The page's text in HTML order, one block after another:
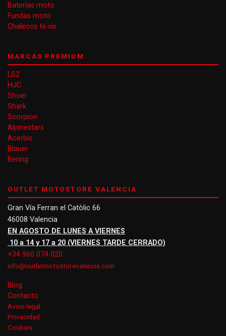
Baterías moto
Fundas moto
Chalecos hi-vis
MARCAS PREMIUM
LS2
HJC
Shoei
Shark
Scorpion
Alpinestars
Acerbis
Blauer
Bering
OUTLET MOTOSTORE VALENCIA
Gran Vía Ferran el Catòlic 66
46008 Valencia
EN AGOSTO DE LUNES A VIERNES
10 a 14 y 17 a 20 (VIERNES TARDE CERRADO)
+34 960 074 020
info@outletmotostorevalencia.com
Blog
Contacto
Aviso legal
Privacidad
Cookies